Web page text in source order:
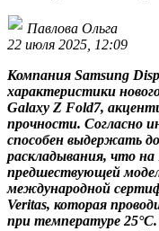
Павлова Ольга
22 июля 2025, 12:09
Компания Samsung
характеристики
Galaxy Z Fold7,
прочности. Согласно
способен выдержать
раскладывания, что на
предшествующей
международной
Veritas, которая
при температуре